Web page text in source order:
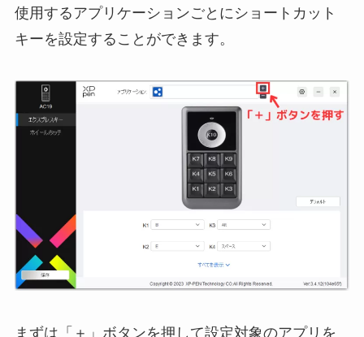
使用するアプリケーションごとにショートカット
キーを設定することができます。
まずは「＋」ボタンを押して設定対象のアプリを